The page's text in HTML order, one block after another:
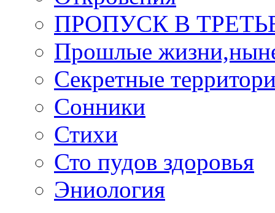
ПРОПУСК В
Прошлые
Секретные
Сонники
Стихи
Сто пудов здоровья
Эниология